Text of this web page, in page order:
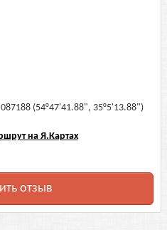
(54°47'41.88", 35°5'13.88")
на Я.Картах
отзыв